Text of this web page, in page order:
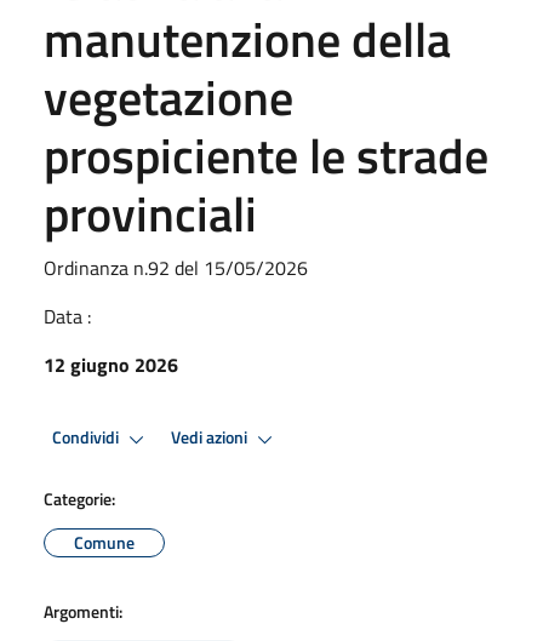
manutenzione della
vegetazione
prospiciente le strade
provinciali
Ordinanza n.92 del 15/05/2026
Data :
12 giugno 2026
Condividi Vedi azioni
Categorie:
Comune
Argomenti: